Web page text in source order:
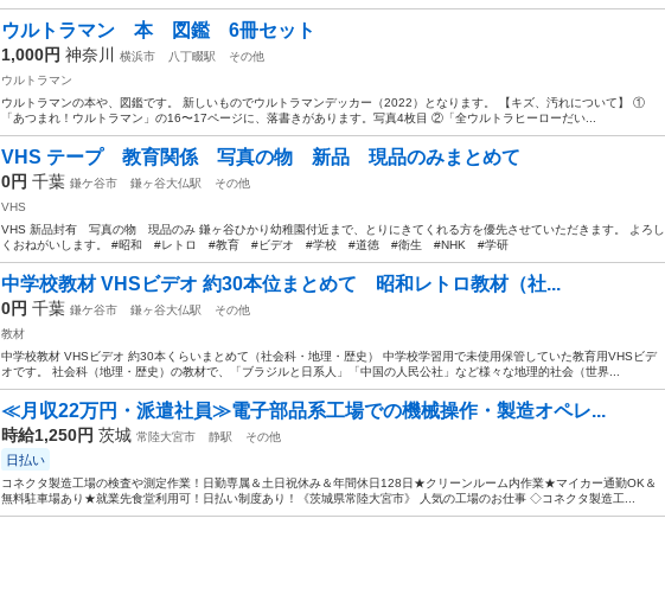
ウルトラマン 本 図鑑 6冊セット
1,000円 神奈川 横浜市 八丁畷駅
その他
ウルトラマン
ウルトラマンの本や、図鑑です。 新しいものでウルトラマンデッカー（2022）となります。 【キズ、汚れについて】 ①
「あつまれ！ウルトラマン」の16〜17ページに、落書きがあります。写真4枚目 ②「全ウルトラヒーローだい...
VHS テープ 教育関係 写真の物 新品 現品のみまとめて
0円 千葉 鎌ケ谷市 鎌ヶ谷大仏駅
その他
VHS
VHS 新品封有 写真の物 現品のみ 鎌ヶ谷ひかり幼稚園付近まで、とりにきてくれる方を優先させていただきます。 よろし
くおねがいします。 #昭和 #レトロ #教育 #ビデオ #学校 #道徳 #衛生 #NHK #学研
中学校教材 VHSビデオ 約30本位まとめて 昭和レトロ教材（社...
0円 千葉 鎌ケ谷市 鎌ヶ谷大仏駅
その他
教材
中学校教材 VHSビデオ 約30本くらいまとめて（社会科・地理・歴史） 中学校学習用で未使用保管していた教育用VHSビデ
オです。 社会科（地理・歴史）の教材で、「ブラジルと日系人」「中国の人民公社」など様々な地理的社会（世界...
≪月収22万円・派遣社員≫電子部品系工場での機械操作・製造オペレ...
時給1,250円 茨城 常陸大宮市 静駅 その他
日払い
コネクタ製造工場の検査や測定作業！日勤専属＆土日祝休み＆年間休日128日★クリーンルーム内作業★マイカー通勤OK＆
無料駐車場あり★就業先食堂利用可！日払い制度あり！《茨城県常陸大宮市》 人気の工場のお仕事 ◇コネクタ製造工...